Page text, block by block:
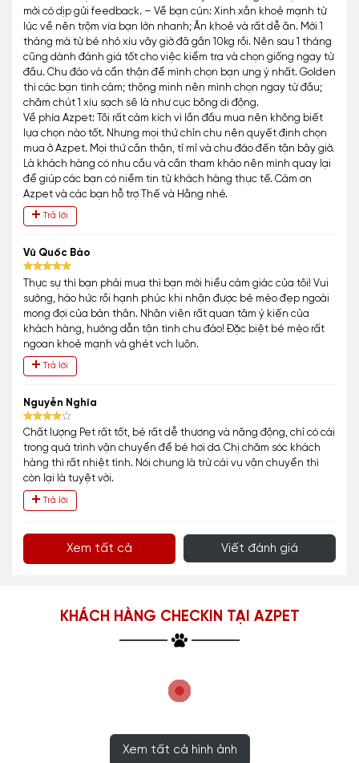
mới có dịp gửi feedback. – Về bạn cún: Xinh xắn khoẻ mạnh từ
lúc về nên trộm vía bạn lớn nhanh; Ăn khoẻ và rất dễ ăn. Mới 1
tháng mà từ bé nhỏ xíu vây giờ đã gần 10kg rồi. Nên sau 1 tháng
cũng dành đánh giá tốt cho việc kiểm tra và chọn giống ngay từ
đầu. Chu đáo và cẩn thận để mình chọn bạn ưng ý nhất. Golden
thì các bạn tình cảm; thông minh nên mình chọn ngay từ đầu;
chăm chút 1 xíu sạch sẽ là như cục bông di động.
Về phía Azpet: Tôi rất cảm kích vì lần đầu mua nên không biết
lựa chọn nào tốt. Nhưng mọi thứ chỉn chu nên quyết định chọn
mua ở Azpet. Mọi thứ cần thận, tỉ mỉ và chu đáo đến tận bây giờ.
Là khách hàng có nhu cầu và cần tham khảo nên mình quay lại
để giúp các bạn có niềm tin từ khách hàng thực tế. Cảm ơn
Azpet và các bạn hỗ trợ Thế và Hằng nhé.
Trả lời
Vũ Quốc Bảo
Thực sự thì bạn phải mua thì bạn mới hiểu cảm giác của tôi! Vui
sướng, háo hức rồi hạnh phúc khi nhận được bé mèo đẹp ngoài
mong đợi của bản thân. Nhân viên rất quan tâm ý kiến của
khách hàng, hướng dẫn tận tình chu đáo! Đặc biệt bé mèo rất
ngoan khoẻ mạnh và ghét vch luôn.
Trả lời
Nguyễn Nghĩa
Chất lượng Pet rất tốt, bé rất dễ thương và năng động, chỉ có cái
trong quá trình vận chuyển để bé hơi dơ. Chị chăm sóc khách
hàng thì rất nhiệt tình. Nói chung là trừ cái vụ vận chuyển thì
còn lại là tuyệt vời.
Trả lời
Xem tất cả Viết đánh giá
KHÁCH HÀNG CHECKIN TẠI AZPET
Xem tất cả hình ảnh